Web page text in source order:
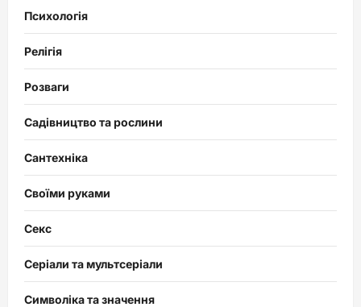
Психологія
Релігія
Розваги
Садівництво та рослини
Сантехніка
Своїми руками
Секс
Серіали та мультсеріали
Символіка та значення